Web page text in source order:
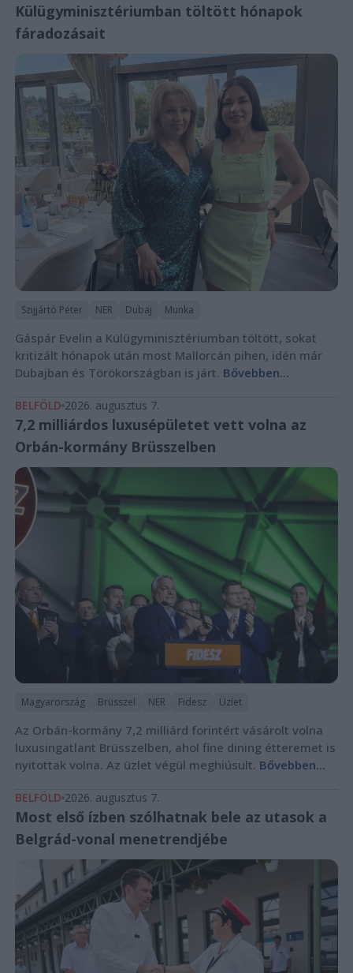
Külügyminisztériumban töltött hónapok
fáradozásait
Szijjártó Péter NER Dubaj Munka
Gáspár Evelin a Külügyminisztériumban töltött, sokat
kritizált hónapok után most Mallorcán pihen, idén már
Dubajban és Törökországban is járt. Bővebben...
BELFÖLD 2026. augusztus 7.
7,2 milliárdos luxusépületet vett volna az
Orbán-kormány Brüsszelben
Magyarország Brüsszel NER Fidesz Üzlet
Az Orbán-kormány 7,2 milliárd forintért vásárolt volna
luxusingatlant Brüsszelben, ahol fine dining étteremet is
nyitottak volna. Az üzlet végül meghiúsult. Bővebben...
BELFÖLD 2026. augusztus 7.
Most első ízben szólhatnak bele az utasok a
Belgrád-vonal menetrendjébe